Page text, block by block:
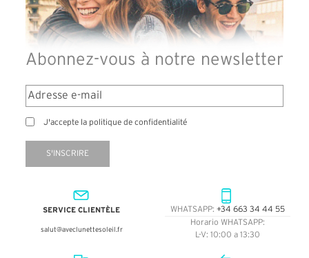
Abonnez-vous à notre newsletter
J'accepte la politique de confidentialité
S'INSCRIRE
SERVICE CLIENTÈLE
salut@aveclunettesoleil.fr
WHATSAPP: +34 663 34 44 55
Horario WHATSAPP:
L-V: 10:00 a 13:30